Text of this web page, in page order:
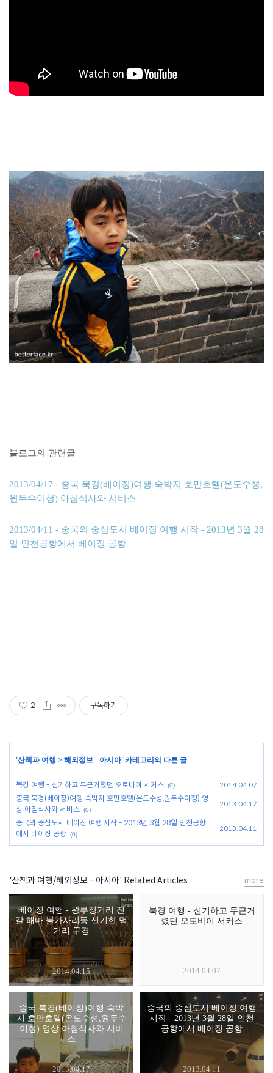
블로그의 관련글
2013/04/17 - 중국 북경(베이징)여행 숙박지 호만호텔(온도수성,
원두수이청) 아침식사와 서비스
2013/04/11 - 중국의 중심도시 베이징 여행 시작 - 2013년 3월 28
일 인천공항에서 베이징 공항
2 구독하기
'산책과 여행 > 해외정보 - 아시아' 카테고리의 다른 글
북경 여행 - 신기하고 두근거렸던 오토바이 서커스 (0) 2014.04.07
중국 북경(베이징)여행 숙박지 호만호텔(온도수성,원두수이청) 영
상 아침식사와 서비스
(0)
2013.04.17
중국의 중심도시 베이징 여행 시작 - 2013년 3월 28일 인천공항
에서 베이징 공항 (0)
2013.04.11
'산책과 여행/해외정보 - 아시아' Related Articles
베이징 여행 - 왕부정거리 전
갈 해마 불가사리등 신기한 먹
거리 구경
2014.04.15
북경 여행 - 신기하고 두근거
렸던 오토바이 서커스
2014.04.07
중국 북경(베이징)여행 숙박
지 호만호텔(온도수성,원두수
이청) 영상 아침식사와 서비
스
2013.04.17
중국의 중심도시 베이징 여행
시작 - 2013년 3월 28일 인천
공항에서 베이징 공항
2013.04.11
more